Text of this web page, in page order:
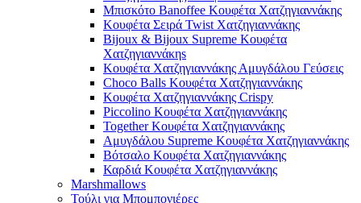
Μπισκότο Banoffee Κουφέτα Χατζηγιαννάκης
Κουφέτα Σειρά Twist Χατζηγιαννάκης
Bijoux & Bijoux Supreme Κουφέτα
Χατζηγιαννάκηs
Κουφέτα Χατζηγιαννάκης Αμυγδάλου Γεύσεις
Choco Balls Κουφέτα Χατζηγιαννάκης
Κουφέτα Χατζηγιαννάκης Crispy
Piccolino Κουφέτα Χατζηγιαννάκης
Together Κουφέτα Χατζηγιαννάκης
Αμυγδάλου Supreme Κουφέτα Χατζηγιαννάκης
Βότσαλο Κουφέτα Χατζηγιαννάκης
Καρδιά Κουφέτα Χατζηγιαννάκης
Marshmallows
Τούλι για Μπομπονιέρες